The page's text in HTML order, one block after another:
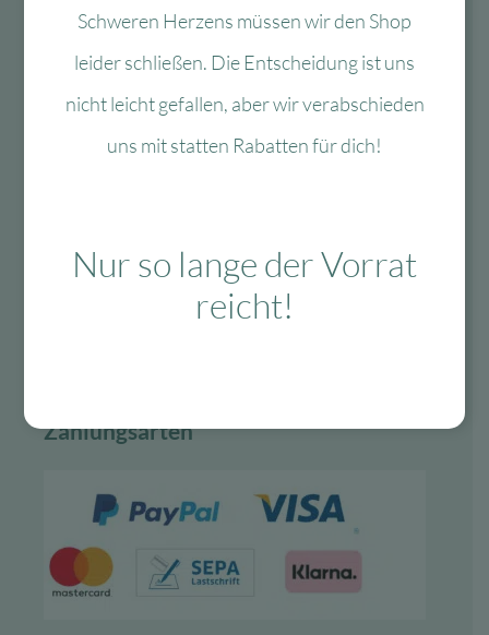
service@myhappyplace.de
Vertrag widerrufen
30-tägiges Rückgaberecht
Kauf auf Rechnung
Zahlungsarten
Schweren Herzens müssen wir den Shop
leider schließen. Die Entscheidung ist uns
nicht leicht gefallen, aber wir verabschieden
uns mit statten Rabatten für dich!
Nur so lange der Vorrat
reicht!